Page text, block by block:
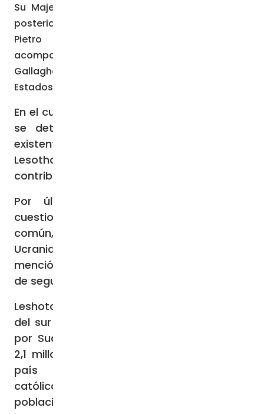
Su Majestad, el Rey de Lesoto, Letsie III, quien
posteriormente se ha reunido con el Cardenal
Pietro Parolin, Secretario de Estado,
acompañado por el Arzobispo Paul Richard
Gallagher, Secretario para las Relaciones con los
Estados y las Organizaciones Internacionales.
En el curso de las cordiales conversaciones,
se detuvieron en las buenas relaciones
existentes entre la Santa Sede y el Reino de
Lesotho, destacando la importante
contribución de la Iglesia local.
Por último, no faltaron referencias a
cuestiones internacionales de interés
común, en particular los conflictos de
Ucrania y Tierra Santa, así como alguna
mención a la situación política, climática y
de seguridad en la región del África Austral.
Leshoto es una monarquía parlamentaria
del sur de África, completamente rodeada
por Sudáfrica, con una población de unos
2,1 millones de habitantes. Se trata de un
país fundamentalmente agrícola. Los
católicos del país suponen el 45% de la
población.